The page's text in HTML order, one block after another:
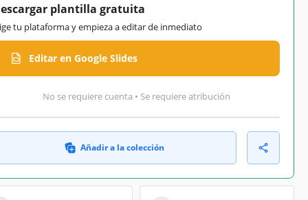
plantilla gratuita
tu plataforma y empieza a editar de inmediato
Editar en Google Slides
No se requiere cuenta • Se requiere atribución
Añadir a la colección